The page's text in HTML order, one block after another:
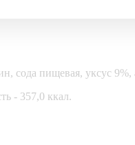
сода пищевая, уксус 9%,
- 357,0 ккал.